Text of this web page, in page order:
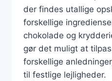
der findes utallige
forskellige
chokolade og
gør det muligt at
forskellige
til festlige lejligheder.